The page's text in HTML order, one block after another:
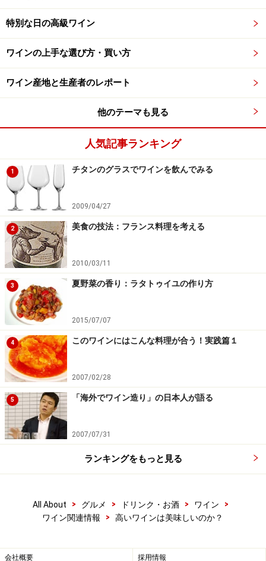
特別な日の高級ワイン
ワインの上手な選び方・買い方
ワイン産地と生産者のレポート
他のテーマも見る
人気記事ランキング
1 チタンのグラスでワインを飲んでみる
2009/04/27
2 美食の技法：フランス料理を考える
2010/03/11
3 夏野菜の香り：ラタトゥイユの作り方
2015/07/07
4 このワインにはこんな料理が合う！実践篇１
2007/02/28
5 「海外でワイン造り」の日本人が語る
2007/07/31
ランキングをもっと見る
All About > グルメ > ドリンク・お酒 > ワイン
>
ワイン関連情報
> 高いワインは美味しいのか？
会社概要 採用情報